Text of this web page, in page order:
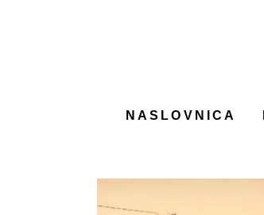
NASLOVNICA